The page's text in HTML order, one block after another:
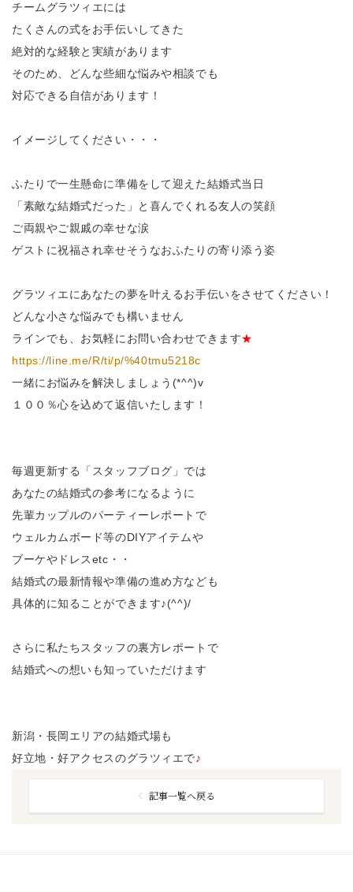
チームグラツィエには
たくさんの式をお手伝いしてきた
絶対的な経験と実績があります
そのため、どんな些細な悩みや相談でも
対応できる自信があります！
イメージしてください・・・
ふたりで一生懸命に準備をして迎えた結婚式当日
「素敵な結婚式だった」と喜んでくれる友人の笑顔
ご両親やご親戚の幸せな涙
ゲストに祝福され幸せそうなおふたりの寄り添う姿
グラツィエにあなたの夢を叶えるお手伝いをさせてください！
どんな小さな悩みでも構いません
ラインでも、お気軽にお問い合わせできます★
https://line.me/R/ti/p/%40tmu5218c
一緒にお悩みを解決しましょう(*^^)v
１００％心を込めて返信いたします！
毎週更新する「スタッフブログ」では
あなたの結婚式の参考になるように
先輩カップルのパーティーレポートで
ウェルカムボード等のDIYアイテムや
ブーケやドレスetc・・
結婚式の最新情報や準備の進め方なども
具体的に知ることができます♪(^^)/
さらに私たちスタッフの裏方レポートで
結婚式への想いも知っていただけます
新潟・長岡エリアの結婚式場も
好立地・好アクセスのグラツィエで♪
記事一覧へ戻る